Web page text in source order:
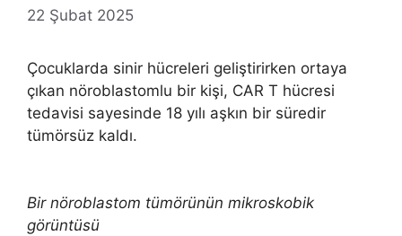
22 Şubat 2025
Çocuklarda sinir hücreleri geliştirirken ortaya
çıkan nöroblastomlu bir kişi, CAR T hücresi
tedavisi sayesinde 18 yılı aşkın bir süredir
tümörsüz kaldı.
Bir nöroblastom tümörünün mikroskobik
görüntüsü